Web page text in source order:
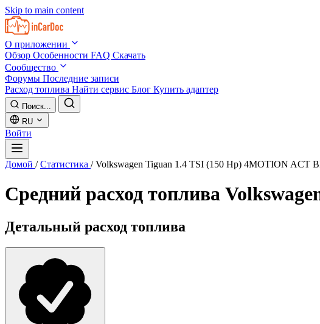
Skip to main content
О приложении
Обзор Особенности FAQ Скачать
Сообщество
Форумы Последние записи
Расход топлива Найти сервис Блог Купить адаптер
Поиск...
RU
Войти
Домой / Статистика / Volkswagen Tiguan 1.4 TSI (150 Hp) 4MOTION ACT
Средний расход топлива
Детальный расход топлива